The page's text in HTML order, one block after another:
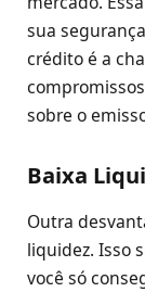
sua
crédito é a
sobre o
Baixa
Outra
liquidez. Isso
você só